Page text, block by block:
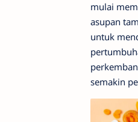
mulai
asupan
untuk
semakin